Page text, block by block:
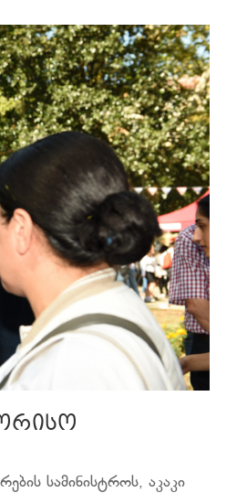
სამინისტროს, აკაკი